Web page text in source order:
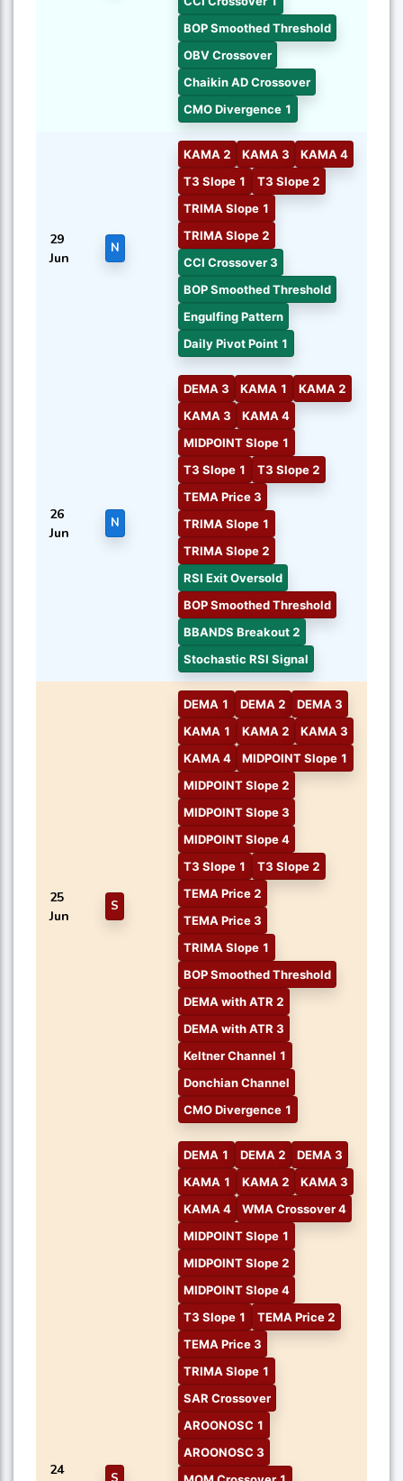
BOP Smoothed Threshold
OBV Crossover
Chaikin AD Crossover
CMO Divergence 1
29
Jun
N
KAMA 2 KAMA 3
KAMA 4
T3 Slope 1
T3 Slope 2
TRIMA Slope 1
TRIMA Slope 2
CCI Crossover 3
BOP Smoothed Threshold
Engulfing Pattern
Daily Pivot Point 1
26
Jun
N
DEMA 3 KAMA 1
KAMA 2
KAMA 3
KAMA 4
MIDPOINT Slope 1
T3 Slope 1
T3 Slope 2
TEMA Price 3
TRIMA Slope 1
TRIMA Slope 2
RSI Exit Oversold
BOP Smoothed Threshold
BBANDS Breakout 2
Stochastic RSI Signal
25
Jun
S
DEMA 1 DEMA 2
DEMA 3
KAMA 1
KAMA 2
KAMA 3
KAMA 4
MIDPOINT Slope 1
MIDPOINT Slope 2
MIDPOINT Slope 3
MIDPOINT Slope 4
T3 Slope 1
T3 Slope 2
TEMA Price 2
TEMA Price 3
TRIMA Slope 1
BOP Smoothed Threshold
DEMA with ATR 2
DEMA with ATR 3
Keltner Channel 1
Donchian Channel
CMO Divergence 1
24
DEMA 1 DEMA 2
DEMA 3
KAMA 1
KAMA 2
KAMA 3
KAMA 4
WMA Crossover 4
MIDPOINT Slope 1
MIDPOINT Slope 2
MIDPOINT Slope 4
T3 Slope 1
TEMA Price 2
TEMA Price 3
TRIMA Slope 1
SAR Crossover
AROONOSC 1
AROONOSC 3